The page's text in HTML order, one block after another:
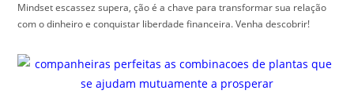
Mindset escassez supera, ção é a chave para transformar sua relação
com o dinheiro e conquistar liberdade financeira. Venha descobrir!